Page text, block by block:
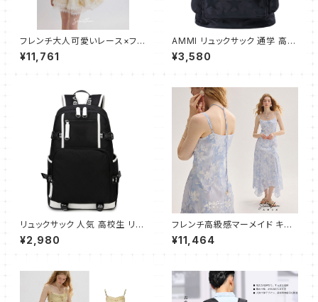
フレンチ大人可愛いレース×フリ
ル キャミワンピース ショート
¥11,761
AMMI リュックサック 通学 高校
生 大学生 人気 メンズ バックパ
ック 大容量 ビジネスリュック お
¥3,580
リュックサック 人気 高校生 リュ
ック レディース メンズ おしゃれ
ストライプ アウトドア スポーツ
容量 学生 旅行 デイパック お出
かけ A4 サイズ バックパック P
Cバッグ
¥2,980
フレンチ高級感マーメイド キャ
ミワンピース フレア ロング
¥11,464